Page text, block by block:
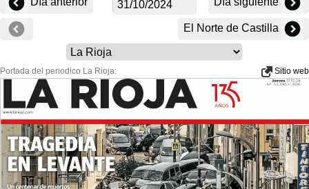
El Norte de Castilla
Portada del periodico La Rioja: Sitio web